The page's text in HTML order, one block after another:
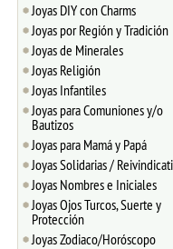
Joyas DIY con Charms
Joyas por Región y Tradición
Joyas de Minerales
Joyas Religión
Joyas Infantiles
Joyas para Comuniones y/o
Bautizos
Joyas para Mamá y Papá
Joyas Solidarias /
Joyas Nombres e Iniciales
Joyas Ojos Turcos, Suerte y
Protección
Joyas Zodiaco/Horóscopo